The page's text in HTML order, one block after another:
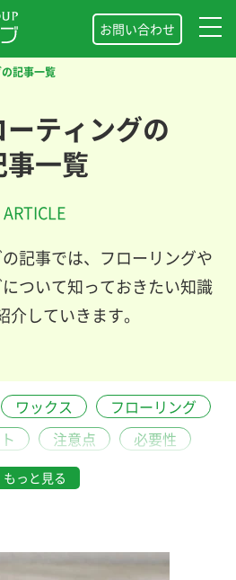
お問い合わせ
記事一覧
ティングの
事一覧
ARTICLE
記事では、フローリングや
ついて知っておきたい知識
介していきます。
ワックス
フローリング
注意点
必要性
パフォーマンス
もっと見る